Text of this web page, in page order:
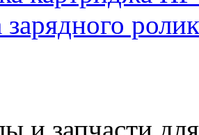
зарядного
и запчасти